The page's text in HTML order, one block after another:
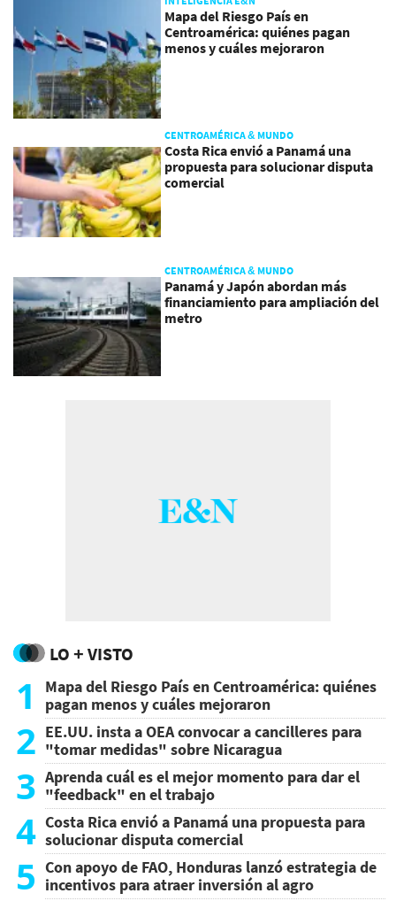
Mapa del Riesgo País en
Centroamérica: quiénes pagan
menos y cuáles mejoraron
CENTROAMÉRICA & MUNDO
Costa Rica envió a Panamá una
propuesta para solucionar disputa
comercial
CENTROAMÉRICA & MUNDO
Panamá y Japón abordan más
financiamiento para ampliación del
metro
LO + VISTO
1
Mapa del Riesgo País en Centroamérica: quiénes
pagan menos y cuáles mejoraron
2 EE.UU. insta a OEA convocar a cancilleres para
"tomar medidas" sobre Nicaragua
3 Aprenda cuál es el mejor momento para dar el
"feedback" en el trabajo
4 Costa Rica envió a Panamá una propuesta para
solucionar disputa comercial
5 Con apoyo de FAO, Honduras lanzó estrategia de
incentivos para atraer inversión al agro